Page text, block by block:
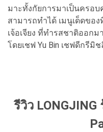
มาะทั้งกัยการมาเป็นครอบ
สามารถทำได้ เมนูเด็ดขอ
เจ้อเจียง ที่ทำรสชาติออก
โดยเชฟ Yu Bin เชฟดีกรีมิ
รีวิว